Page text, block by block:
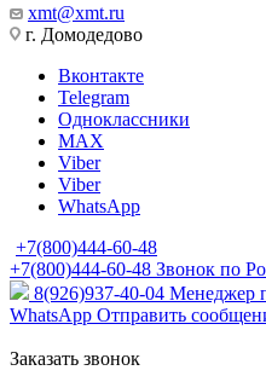
xmt@xmt.ru
г. Домодедово
Вконтакте
Telegram
Одноклассники
MAX
Viber
Viber
WhatsApp
+7(800)444-60-48
+7(800)444-60-48 Звонок по
8(926)937-40-04 Менеджер
WhatsApp Отправить
Заказать звонок